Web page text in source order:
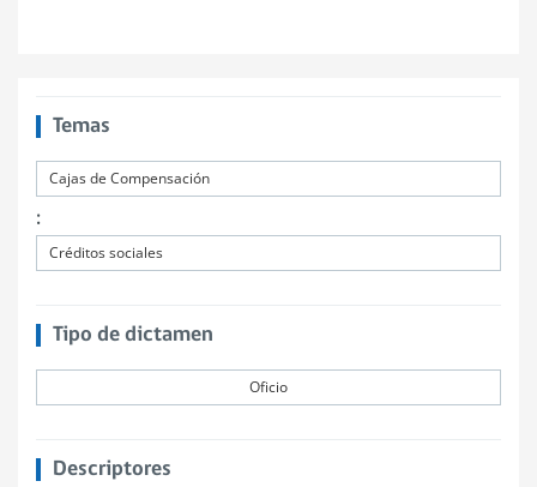
Temas
Cajas de Compensación
:
Créditos sociales
Tipo de dictamen
Oficio
Descriptores